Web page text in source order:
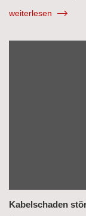
weiterlesen
Kabelschaden